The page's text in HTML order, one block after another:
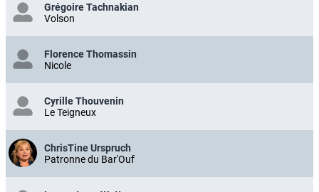
Grégoire Tachnakian
Volson
Florence Thomassin
Nicole
Cyrille Thouvenin
Le Teigneux
ChrisTine Urspruch
Patronne du Bar'Ouf